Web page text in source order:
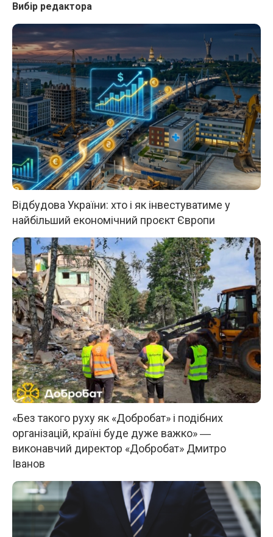
Вибір редактора
Відбудова України: хто і як інвестуватиме у
найбільший економічний проєкт Європи
«Без такого руху як «Добробат» і подібних
організацій, країні буде дуже важко» ―
виконавчий директор «Добробат» Дмитро
Іванов